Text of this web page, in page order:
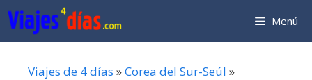
Saltar
al
contenido
Menú
Viajes de 4 días »Corea del Sur-Seúl »